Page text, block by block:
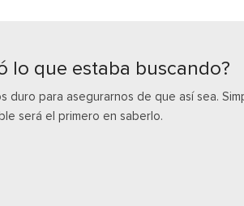
lo que estaba buscando?
para asegurarnos de que así sea.
será el primero en saberlo.